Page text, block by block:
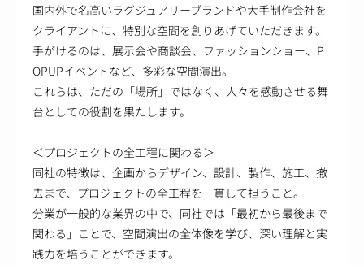
国内外で名高いラグジュアリーブランドや大手制作会社を
クライアントに、特別な空間を創りあげていただきます。
手がけるのは、展示会や商談会、ファッションショー、P
OPUPイベントなど、多彩な空間演出。
これらは、ただの「場所」ではなく、人々を感動させる舞
台としての役割を果たします。
＜プロジェクトの全工程に関わる＞
同社の特徴は、企画からデザイン、設計、製作、施工、撤
去まで、プロジェクトの全工程を一貫して担うこと。
分業が一般的な業界の中で、同社では「最初から最後まで
関わる」ことで、空間演出の全体像を学び、深い理解と実
践力を培うことができます。